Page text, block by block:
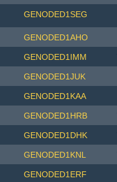
GENODED1SEG
GENODED1AHO
GENODED1IMM
GENODED1JUK
GENODED1KAA
GENODED1HRB
GENODED1DHK
GENODED1KNL
GENODED1ERF